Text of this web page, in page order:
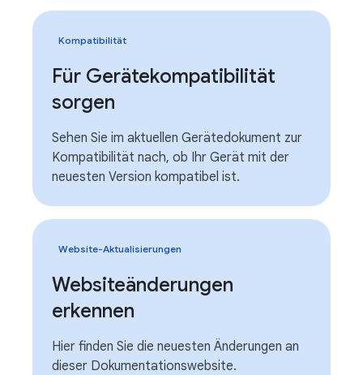
Kompatibilität
Für Gerätekompatibilität
sorgen
Sehen Sie im aktuellen Gerätedokument zur
Kompatibilität nach, ob Ihr Gerät mit der
neuesten Version kompatibel ist.
Website-Aktualisierungen
Websiteänderungen
erkennen
Hier finden Sie die neuesten Änderungen an
dieser Dokumentationswebsite.